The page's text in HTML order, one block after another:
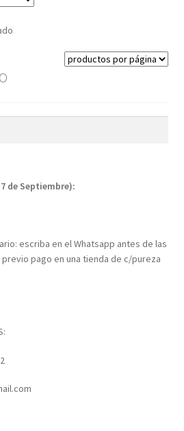
de Septiembre):
escriba en el Whatsapp antes de las
pago en una tienda de c/pureza